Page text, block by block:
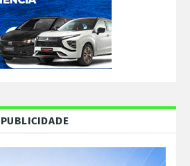
PUBLICIDADE